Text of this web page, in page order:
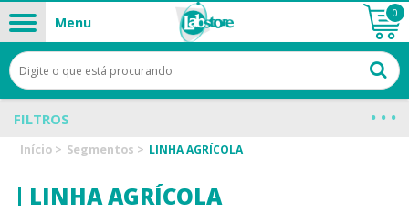
Menu
0
Início > Segmentos > LINHA AGRÍCOLA
FILTROS
LINHA AGRÍCOLA